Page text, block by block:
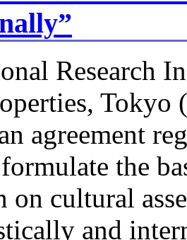
Research
Tokyo
agreement
the
cultural
and